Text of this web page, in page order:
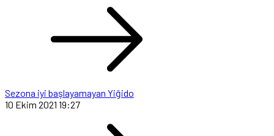
Sezona iyi başlayamayan Yiğido
10 Ekim 2021 19:27